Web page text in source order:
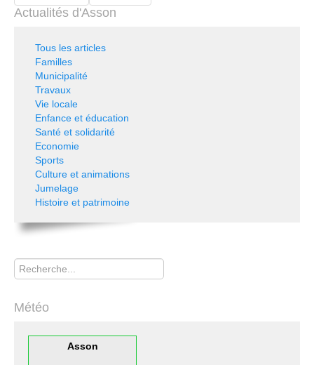
Actualités d'Asson
Tous les articles
Familles
Municipalité
Travaux
Vie locale
Enfance et éducation
Santé et solidarité
Economie
Sports
Culture et animations
Jumelage
Histoire et patrimoine
Rechercher
Météo
Asson